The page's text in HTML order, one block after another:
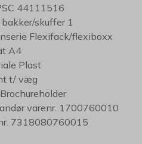
44111516
skuffer 1
Flexifack/flexiboxx
A4
Plast
t/ væg
varenr. 1700760010
7318080760015